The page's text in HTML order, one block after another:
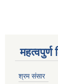
श्रम संसार